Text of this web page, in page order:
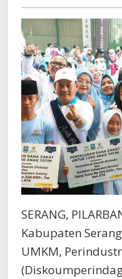
SERANG,
Kabupaten
UMKM,